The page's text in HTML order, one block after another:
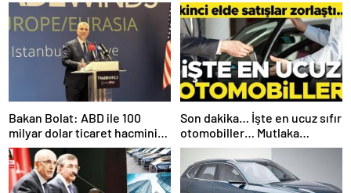
Bakan Bolat: ABD ile 100
milyar dolar ticaret hacmini
gerçekleştirebiliriz
Son dakika… İşte en ucuz sıfır
otomobiller… Mutlaka
pazarlık edin